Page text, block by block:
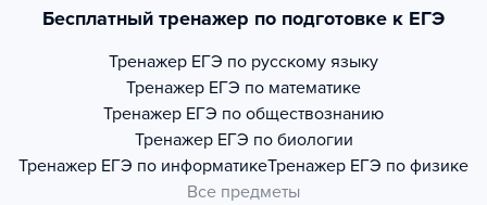
Бесплатный тренажер по подготовке к ЕГЭ
Тренажер ЕГЭ по русскому языку
Тренажер ЕГЭ по математике
Тренажер ЕГЭ по обществознанию
Тренажер ЕГЭ по биологии
Тренажер ЕГЭ по информатикеТренажер ЕГЭ по физике
Все предметы